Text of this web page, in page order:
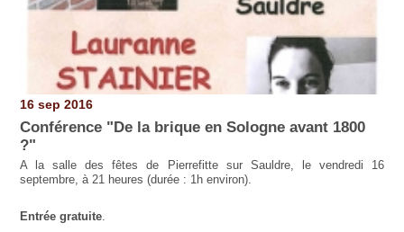
16 sep 2016
Conférence "De la brique en Sologne avant 1800
?"
A la salle des fêtes de Pierrefitte sur Sauldre, le vendredi 16
septembre, à 21 heures (durée : 1h environ).
Entrée gratuite.